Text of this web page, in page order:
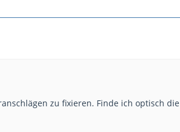
zu fixieren. Finde ich optisch die